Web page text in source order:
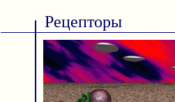
Рецепторы